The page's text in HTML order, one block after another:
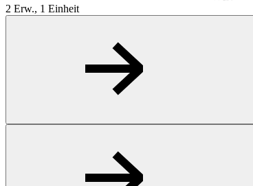
2 Erw., 1 Einheit